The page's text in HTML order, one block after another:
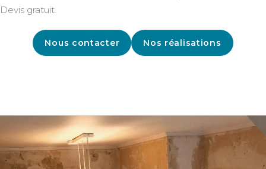
Devis gratuit.
Nous contacter Nos réalisations